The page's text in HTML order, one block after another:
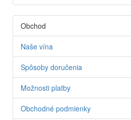
Obchod
Naše vína
Spôsoby doručenia
Možnosti platby
Obchodné podmienky